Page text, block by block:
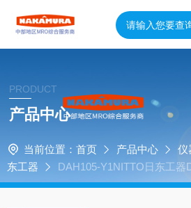
PRODUCT
产品中心
当前位置： 首页 产品中心 仪
东工器
DAH105-Y1NITTO日东工器
缩泵